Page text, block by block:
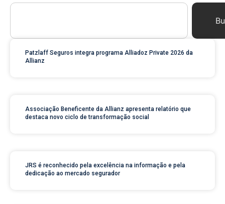
Patzlaff Seguros integra programa Alliadoz Private 2026 da
Allianz
Associação Beneficente da Allianz apresenta relatório que
destaca novo ciclo de transformação social
JRS é reconhecido pela excelência na informação e pela
dedicação ao mercado segurador